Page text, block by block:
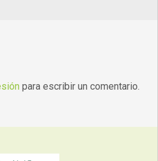
para escribir un comentario.